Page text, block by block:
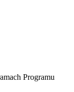
Programu